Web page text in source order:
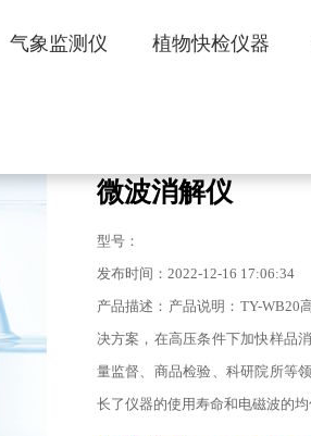
气象监测仪 植物快检仪器
微波消解仪
型号：
发布时间：2022-12-16 17:06:34
产品描述：产品说明：TY-WB20
决方案，在高压条件下加快样品
量监督、商品检验、科研院所等
长了仪器的使用寿命和电磁波的